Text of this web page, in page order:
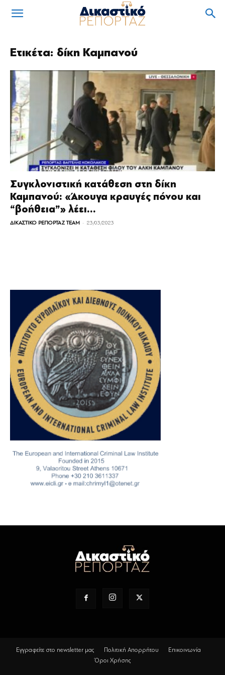
Ετικέτα: δίκη Καμπανού
Συγκλονιστική κατάθεση στη δίκη
Καμπανού: «Άκουγα κραυγές πόνου και
“βοήθεια”» λέει...
ΔΙΚΑΣΤΙΚΟ ΡΕΠΟΡΤΑΖ TEAM - 23/03/2023
Εγγραφείτε στο newsletter μας Πολιτική Απορρήτου
Επικοινωνία
Όροι Χρήσης